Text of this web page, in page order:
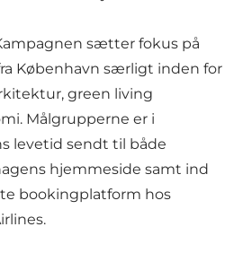
sætter fokus på
København særligt inden for
green living
Målgrupperne er i
levetid sendt til både
hjemmeside samt ind
bookingplatform hos